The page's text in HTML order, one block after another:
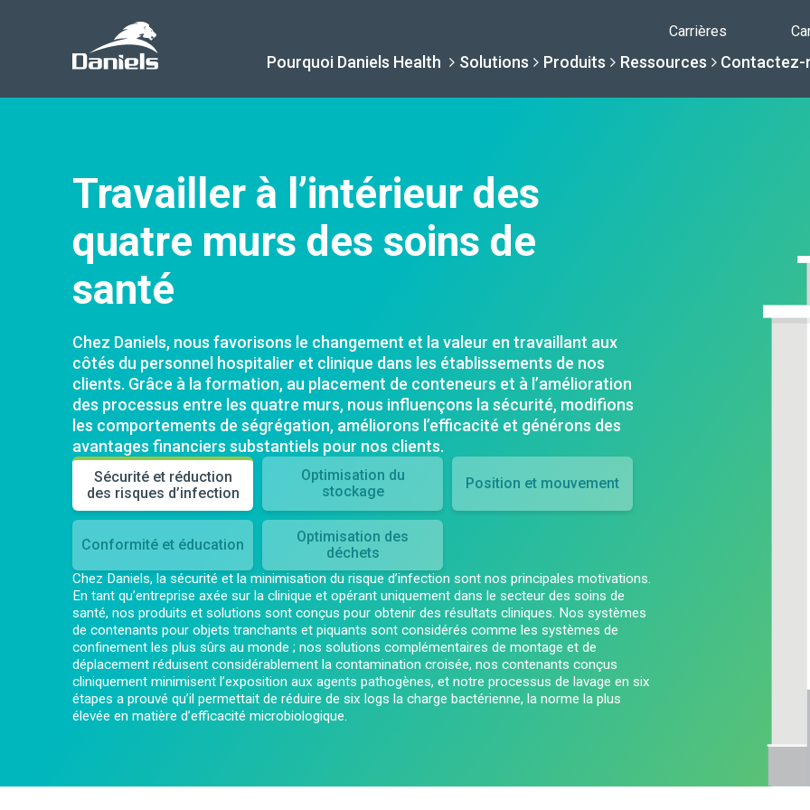
Carrières
Pourquoi Daniels Health
Soins de santé sans
Une Nouvelle Normalité
Nos Opérations
Solutions
Par besoin de
Produits
Conteneurs
Bibliothèque
Ressources
Centre
Contactez-
Travailler à l’intérieur des
quatre murs des soins de
santé
Chez Daniels, nous favorisons le changement et la valeur en travaillant aux
côtés du personnel hospitalier et clinique dans les établissements de nos
clients. Grâce à la formation, au placement de conteneurs et à l’amélioration
des processus entre les quatre murs, nous influençons la sécurité, modifions
les comportements de ségrégation, améliorons l’efficacité et générons des
avantages financiers substantiels pour nos clients.
Sécurité et réduction
des risques d’infection
Optimisation du
stockage
Position et mouvement
Conformité et éducation
Optimisation des
déchets
Chez Daniels, la sécurité et la minimisation du risque d’infection sont nos principales motivations.
En tant qu’entreprise axée sur la clinique et opérant uniquement dans le secteur des soins de
santé, nos produits et solutions sont conçus pour obtenir des résultats cliniques. Nos systèmes
de contenants pour objets tranchants et piquants sont considérés comme les systèmes de
confinement les plus sûrs au monde ; nos solutions complémentaires de montage et de
déplacement réduisent considérablement la contamination croisée, nos contenants conçus
cliniquement minimisent l’exposition aux agents pathogènes, et notre processus de lavage en six
étapes a prouvé qu’il permettait de réduire de six logs la charge bactérienne, la norme la plus
élevée en matière d’efficacité microbiologique.